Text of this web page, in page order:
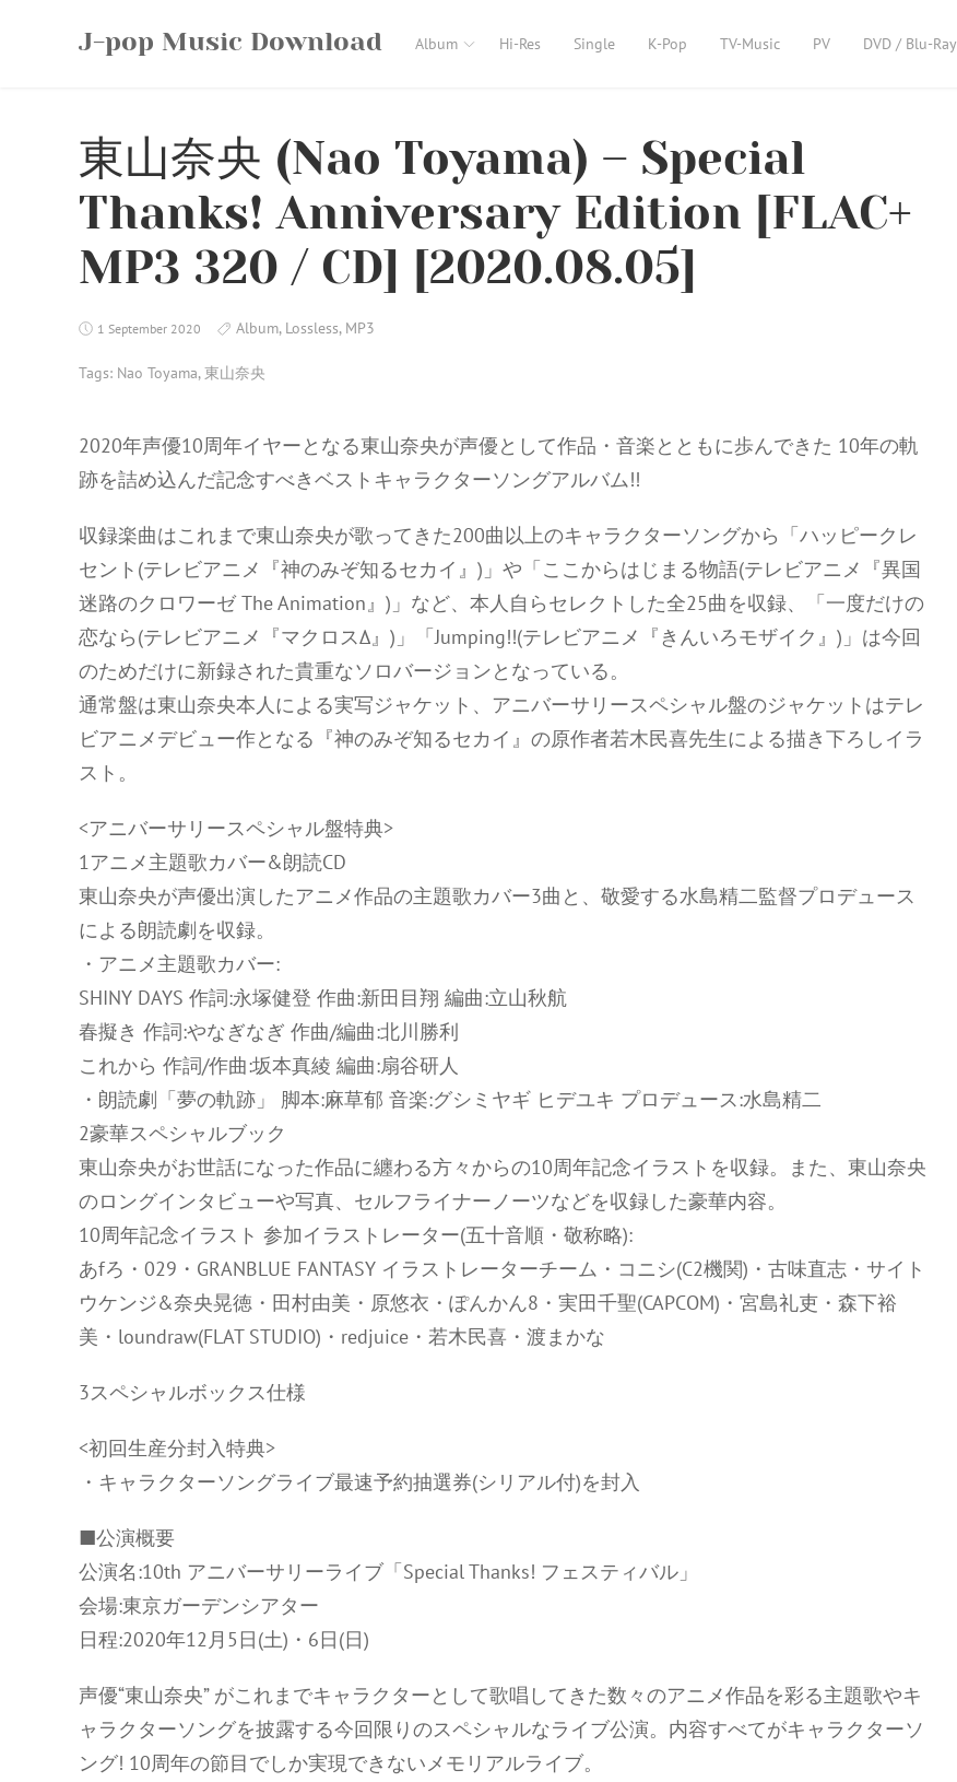
J-pop Music Download Album Hi-Res Single K-Pop TV-Music PV DVD / Blu-Ray
東山奈央 (Nao Toyama) – Special
Thanks! Anniversary Edition [FLAC+
MP3 320 / CD] [2020.08.05]
1 September 2020 Album, Lossless, MP3
Tags: Nao Toyama,東山奈央
2020年声優10周年イヤーとなる東山奈央が声優として作品・音楽とともに歩んできた 10年の軌
跡を詰め込んだ記念すべきベストキャラクターソングアルバム!!
収録楽曲はこれまで東山奈央が歌ってきた200曲以上のキャラクターソングから「ハッピークレ
セント(テレビアニメ『神のみぞ知るセカイ』)」や「ここからはじまる物語(テレビアニメ『異国
迷路のクロワーゼ The Animation』)」など、本人自らセレクトした全25曲を収録、「一度だけの
恋なら(テレビアニメ『マクロスΔ』)」「Jumping!!(テレビアニメ『きんいろモザイク』)」は今回
のためだけに新録された貴重なソロバージョンとなっている。
通常盤は東山奈央本人による実写ジャケット、アニバーサリースペシャル盤のジャケットはテレ
ビアニメデビュー作となる『神のみぞ知るセカイ』の原作者若木民喜先生による描き下ろしイラ
スト。
<アニバーサリースペシャル盤特典>
1アニメ主題歌カバー&朗読CD
東山奈央が声優出演したアニメ作品の主題歌カバー3曲と、敬愛する水島精二監督プロデュース
による朗読劇を収録。
・アニメ主題歌カバー:
SHINY DAYS 作詞:永塚健登 作曲:新田目翔 編曲:立山秋航
春擬き 作詞:やなぎなぎ 作曲/編曲:北川勝利
これから 作詞/作曲:坂本真綾 編曲:扇谷研人
・朗読劇「夢の軌跡」 脚本:麻草郁 音楽:グシミヤギ ヒデユキ プロデュース:水島精二
2豪華スペシャルブック
東山奈央がお世話になった作品に纏わる方々からの10周年記念イラストを収録。また、東山奈央
のロングインタビューや写真、セルフライナーノーツなどを収録した豪華内容。
10周年記念イラスト 参加イラストレーター(五十音順・敬称略):
あfろ・029・GRANBLUE FANTASY イラストレーターチーム・コニシ(C2機関)・古味直志・サイト
ウケンジ&奈央晃徳・田村由美・原悠衣・ぽんかん8・実田千聖(CAPCOM)・宮島礼吏・森下裕
美・loundraw(FLAT STUDIO)・redjuice・若木民喜・渡まかな
3スペシャルボックス仕様
<初回生産分封入特典>
・キャラクターソングライブ最速予約抽選券(シリアル付)を封入
■公演概要
公演名:10th アニバーサリーライブ「Special Thanks! フェスティバル」
会場:東京ガーデンシアター
日程:2020年12月5日(土)・6日(日)
声優“東山奈央” がこれまでキャラクターとして歌唱してきた数々のアニメ作品を彩る主題歌やキ
ャラクターソングを披露する今回限りのスペシャルなライブ公演。内容すべてがキャラクターソ
ング! 10周年の節目でしか実現できないメモリアルライブ。